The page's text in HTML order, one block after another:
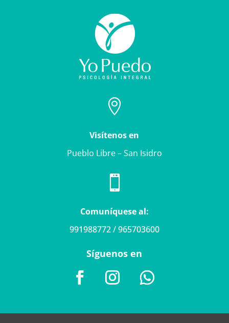

Visítenos en
Pueblo Libre – San Isidro

Comuníquese al:
991988772 / 965703600
Síguenos en